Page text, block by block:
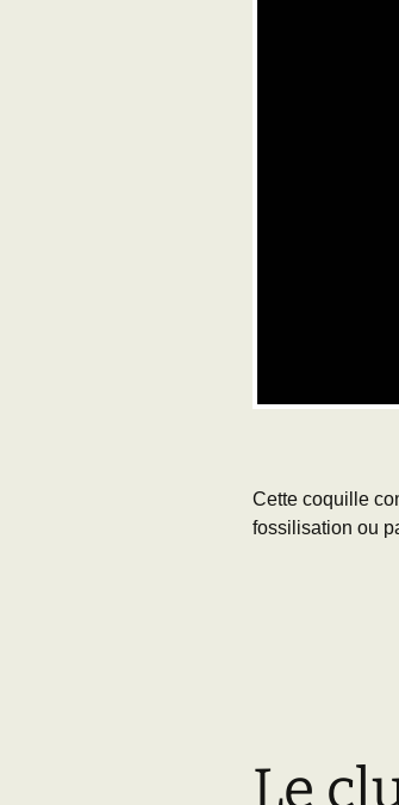
Cette coquille
fossilisation ou
Le